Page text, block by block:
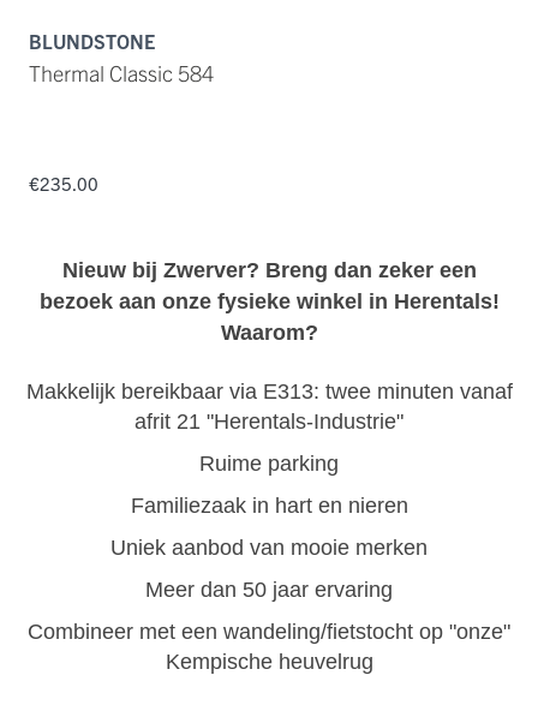
BLUNDSTONE
Thermal Classic 584
€235.00
Nieuw bij Zwerver? Breng dan zeker een
bezoek aan onze fysieke winkel in Herentals!
Waarom?
Makkelijk bereikbaar via E313: twee minuten vanaf
afrit 21 "Herentals-Industrie"
Ruime parking
Familiezaak in hart en nieren
Uniek aanbod van mooie merken
Meer dan 50 jaar ervaring
Combineer met een wandeling/fietstocht op "onze"
Kempische heuvelrug